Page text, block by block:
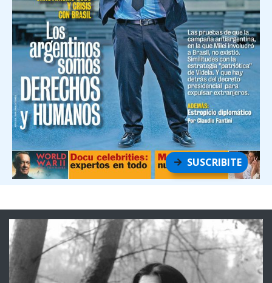
SUSCRIBITE